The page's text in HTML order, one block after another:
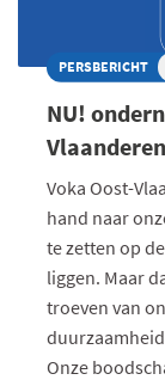
PERSBERICHT
NU!
Vlaanderen
Voka Oost-
hand naar
te zetten op
liggen. Maar
troeven van
Onze